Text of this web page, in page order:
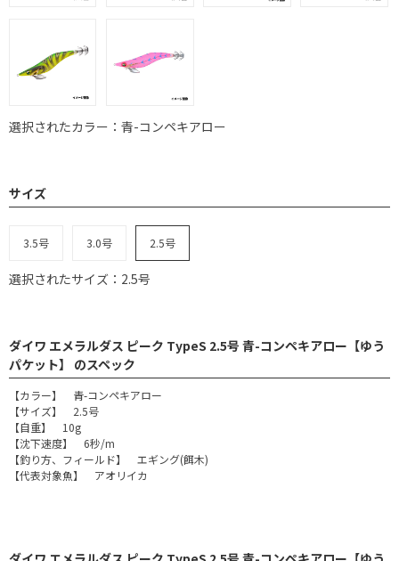
選択されたカラー：青-コンペキアロー
サイズ
3.5号 3.0号 2.5号
選択されたサイズ：2.5号
ダイワ エメラルダス ピーク TypeS 2.5号 青-コンペキアロー【ゆう
パケット】 のスペック
【カラー】 青-コンペキアロー
【サイズ】 2.5号
【自重】 10g
【沈下速度】 6秒/m
【釣り方、フィールド】 エギング(餌木)
【代表対象魚】 アオリイカ